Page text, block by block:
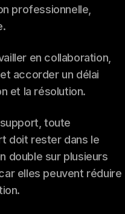
professionnelle,
en collaboration,
accorder un délai
et la résolution.
toute
doit rester dans le
double sur plusieurs
elles peuvent réduire